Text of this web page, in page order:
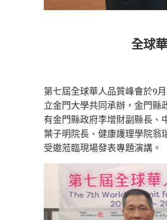
全球
第七屆全球華人品質峰會於9
立金門大學共同承辦，金門縣
有金門縣政府李增財副縣長、
葉子明院長、健康護理學院翁
受邀蒞臨現場發表專題演講。